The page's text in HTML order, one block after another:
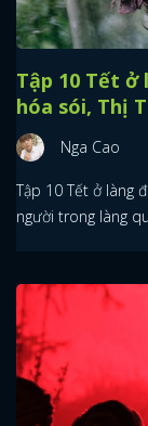
Tập 10 Tết ở
hóa sói, Thị
Nga Cao
Tập 10 Tết ở làng
người trong làng